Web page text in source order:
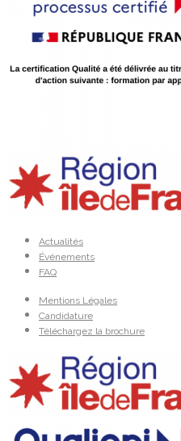
Actualités
Événements
FAQ
Mentions Légales
Candidature
Téléchargez la brochure